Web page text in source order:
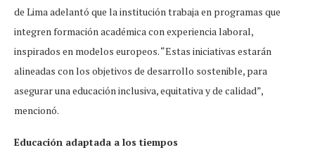
de Lima adelantó que la institución trabaja en programas que
integren formación académica con experiencia laboral,
inspirados en modelos europeos. “Estas iniciativas estarán
alineadas con los objetivos de desarrollo sostenible, para
asegurar una educación inclusiva, equitativa y de calidad”,
mencionó.
Educación adaptada a los tiempos